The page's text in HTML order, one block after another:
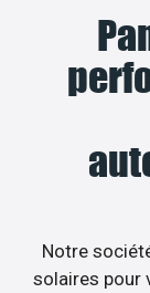
Notre
solaires pour